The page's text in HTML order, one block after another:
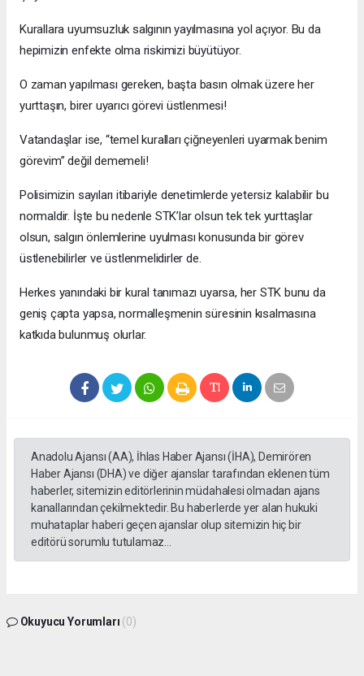
Kurallara uyumsuzluk salgının yayılmasına yol açıyor. Bu da
hepimizin enfekte olma riskimizi büyütüyor.
O zaman yapılması gereken, başta basın olmak üzere her
yurttaşın, birer uyarıcı görevi üstlenmesi!
Vatandaşlar ise, “temel kuralları çiğneyenleri uyarmak benim
görevim” değil dememeli!
Polisimizin sayıları itibariyle denetimlerde yetersiz kalabilir bu
normaldir. İşte bu nedenle STK’lar olsun tek tek yurttaşlar
olsun, salgın önlemlerine uyulması konusunda bir görev
üstlenebilirler ve üstlenmelidirler de.
Herkes yanındaki bir kural tanımazı uyarsa, her STK bunu da
geniş çapta yapsa, normalleşmenin süresinin kısalmasına
katkıda bulunmuş olurlar.
Anadolu Ajansı (AA), İhlas Haber Ajansı (İHA), Demirören
Haber Ajansı (DHA) ve diğer ajanslar tarafından eklenen tüm
haberler, sitemizin editörlerinin müdahalesi olmadan ajans
kanallarından çekilmektedir. Bu haberlerde yer alan hukuki
muhataplar haberi geçen ajanslar olup sitemizin hiç bir
editörü sorumlu tutulamaz...
Okuyucu Yorumları (0)